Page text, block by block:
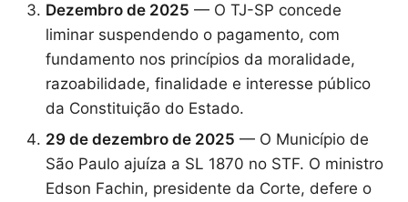
Dezembro de 2025 — O TJ-SP concede
liminar suspendendo o pagamento, com
fundamento nos princípios da moralidade,
razoabilidade, finalidade e interesse público
da Constituição do Estado.
29 de dezembro de 2025 — O Município de
São Paulo ajuíza a SL 1870 no STF. O ministro
Edson Fachin, presidente da Corte, defere o